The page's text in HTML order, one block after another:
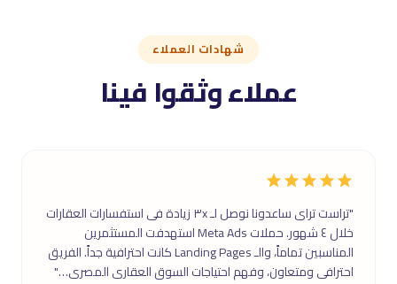
شهادات العملاء
عملاء وثقوا فينا
"تراست تراى ساعدونا نوصل لـ ٣x زيادة فى استفسارات العقارات
خلال ٤ شهور. حملات Meta Ads استهدفت المستثمرين
المناسبين تماماً، والـ Landing Pages كانت احترافية جداً. الفريق
احترافى ومتعاون، وفهم احتياجات السوق العقارى المصرى…"